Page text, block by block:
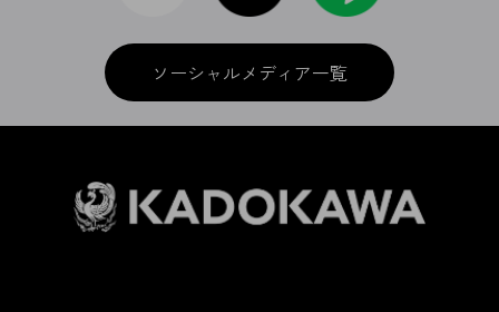
ソーシャルメディア一覧